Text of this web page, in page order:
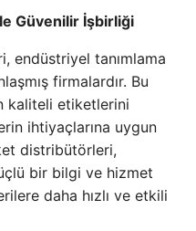
Güvenilir İşbirliği
endüstriyel tanımlama
firmalardır. Bu
kaliteli etiketlerini
ihtiyaçlarına uygun
distribütörleri,
bir bilgi ve hizmet
daha hızlı ve etkili